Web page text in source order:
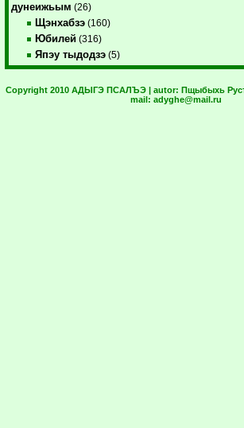
дунеижьым (26)
Щэнхабзэ (160)
Юбилей (316)
Япэу тыдодзэ (5)
Copyright 2010 АДЫГЭ ПСАЛЪЭ | autor: Пщыбыхь
mail: adyghe@mail.ru